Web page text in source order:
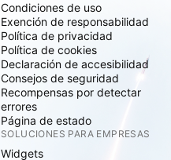
Condiciones de uso
Exención de responsabilidad
Política de privacidad
Política de cookies
Declaración de accesibilidad
Consejos de seguridad
Recompensas por detectar
errores
Página de estado
SOLUCIONES PARA EMPRESAS
Widgets